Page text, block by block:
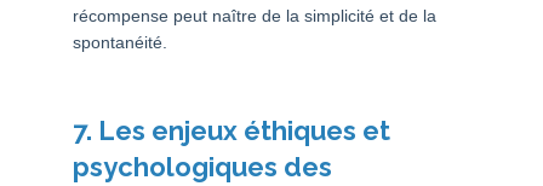
récompense peut naître de la simplicité et de la
spontanéité.
7. Les enjeux éthiques et
psychologiques des